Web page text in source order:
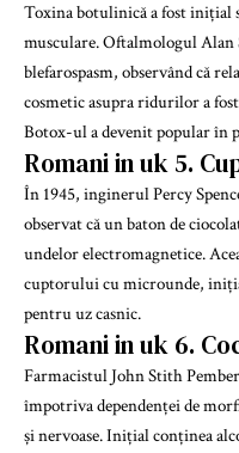
Toxina botulinică a fost inițial
musculare. Oftalmologul
blefarospasm, observând că
cosmetic asupra ridurilor a
Botox-ul a devenit popular în
Romani in uk 5.
În 1945, inginerul Percy
observat că un baton de
undelor electromagnetice.
cuptorului cu microunde,
pentru uz casnic.
Romani in uk 6.
Farmacistul John Stith
împotriva dependenței de
și nervoase. Inițial conținea